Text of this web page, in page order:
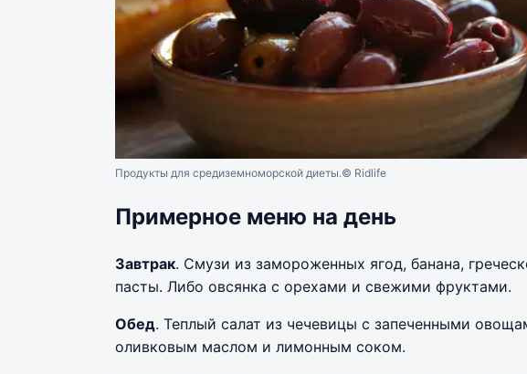
Продукты для средиземноморской диеты.© Ridlife
Примерное меню на день
Завтрак. Смузи из замороженных ягод, банана,
пасты. Либо овсянка с орехами и свежими фруктами.
Обед. Теплый салат из чечевицы с запеченными
оливковым маслом и лимонным соком.